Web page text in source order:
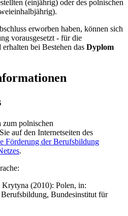
(einjährig) oder des polnischen
erworben haben, können sich
vorausgesetzt - für die
bei Bestehen das Dyplom
polnischen
auf den Internetseiten des
Förderung der Berufsbildung
.
(2010): Polen, in:
Bundesinstitut für